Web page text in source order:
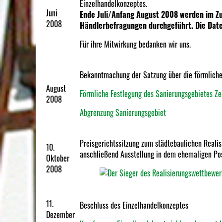
Juni
2008
Einzelhandelkonzeptes.
Ende Juli/Anfang August 2008 werden im
Händlerbefragungen durchgeführt. Die
Für ihre Mitwirkung bedanken wir uns.
August
2008
Bekanntmachung der Satzung über die
Förmliche Festlegung des Sanierungsgebietes
Abgrenzung Sanierungsgebiet
10.
Oktober
2008
Preisgerichtssitzung zum städtebaulichen
anschließend Ausstellung in dem ehemaligen
11.
Dezember
Beschluss des Einzelhandelkonzeptes